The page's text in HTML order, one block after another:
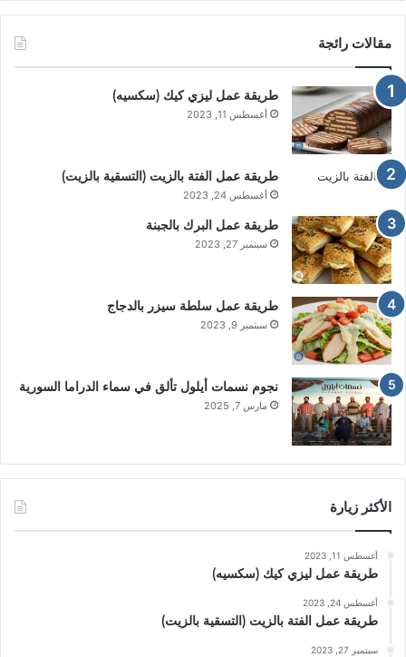
مقالات رائجة
طريقة عمل ليزي كيك (سكسيه)
أغسطس 11, 2023
طريقة عمل الفتة بالزيت (التسقية بالزيت)
أغسطس 24, 2023
طريقة عمل البرك بالجبنة
سبتمبر 27, 2023
طريقة عمل سلطة سيزر بالدجاج
سبتمبر 9, 2023
نجوم نسمات أيلول تألق في سماء الدراما السورية
مارس 7, 2025
الأكثر زيارة
أغسطس 11, 2023
طريقة عمل ليزي كيك (سكسيه)
أغسطس 24, 2023
طريقة عمل الفتة بالزيت (التسقية بالزيت)
سبتمبر 27, 2023